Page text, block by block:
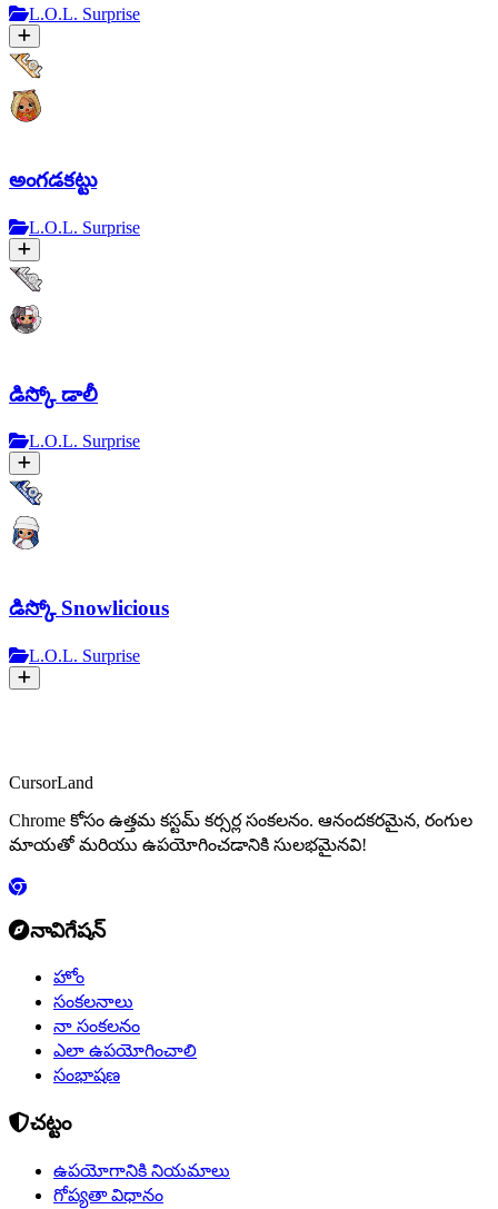
L.O.L. Surprise
అంగడకట్టు
L.O.L. Surprise
డిస్కో డాలీ
L.O.L. Surprise
డిస్కో Snowlicious
L.O.L. Surprise
CursorLand
Chrome కోసం ఉత్తమ కస్టమ్ కర్సర్ల సంకలనం. ఆనందకరమైన, రంగుల
మాయతో మరియు ఉపయోగించడానికి సులభమైనవి!
నావిగేషన్
హోం
సంకలనాలు
నా సంకలనం
ఎలా ఉపయోగించాలి
సంభాషణ
చట్టం
ఉపయోగానికి నియమాలు
గోప్యతా విధానం